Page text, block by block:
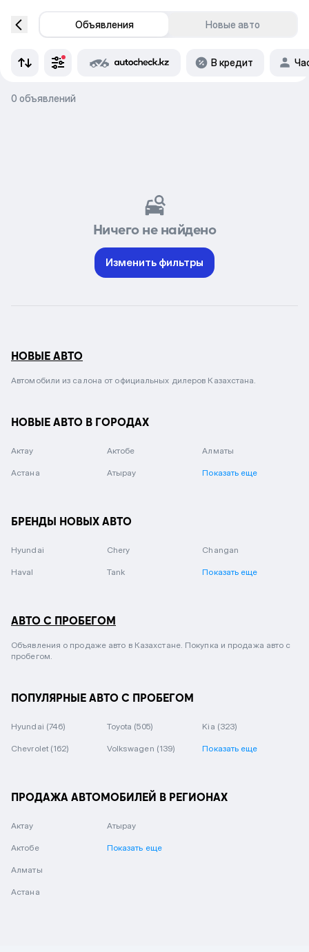
Объявления Новые авто
В кредит
0 объявлений
Ничего не найдено
Изменить фильтры
НОВЫЕ АВТО
Автомобили из салона от официальных дилеров Казахстана.
НОВЫЕ АВТО В ГОРОДАХ
Актау Актобе Алматы
Астана Атырау Показать еще
БРЕНДЫ НОВЫХ АВТО
Hyundai Chery Changan
Haval Tank Показать еще
АВТО С ПРОБЕГОМ
Объявления о продаже авто в Казахстане. Покупка и продажа авто с
пробегом.
ПОПУЛЯРНЫЕ АВТО С ПРОБЕГОМ
Hyundai (746) Toyota (505) Kia (323)
Chevrolet (162) Volkswagen (139) Показать еще
ПРОДАЖА АВТОМОБИЛЕЙ В РЕГИОНАХ
Актау
Актобе
Алматы
Астана
Атырау
Показать еще